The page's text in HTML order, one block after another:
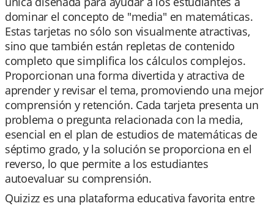
dominar el concepto de "media" en matemáticas.
Estas tarjetas no sólo son visualmente atractivas,
sino que también están repletas de contenido
completo que simplifica los cálculos complejos.
Proporcionan una forma divertida y atractiva de
aprender y revisar el tema, promoviendo una mejor
comprensión y retención. Cada tarjeta presenta un
problema o pregunta relacionada con la media,
esencial en el plan de estudios de matemáticas de
séptimo grado, y la solución se proporciona en el
reverso, lo que permite a los estudiantes
autoevaluar su comprensión.
Quizizz es una plataforma educativa favorita entre